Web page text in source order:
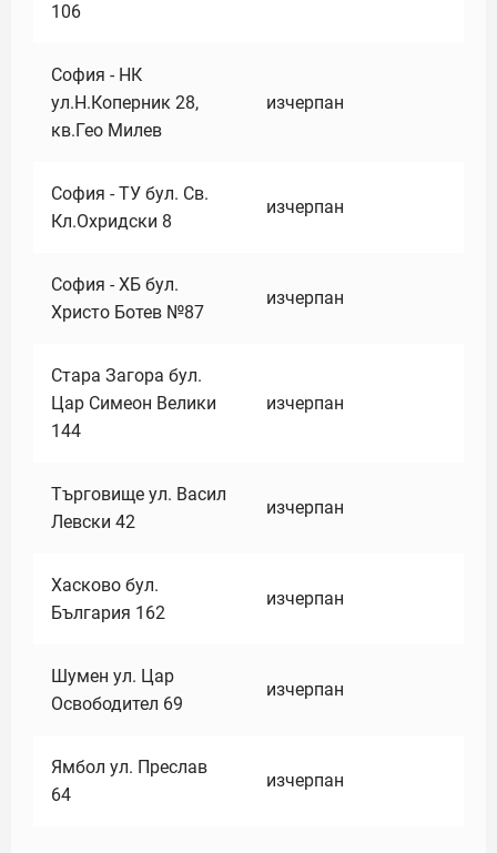
106
София - НК
ул.Н.Коперник 28,
кв.Гео Милев
изчерпан
София - ТУ бул. Св.
Кл.Охридски 8
изчерпан
София - ХБ бул.
Христо Ботев №87
изчерпан
Стара Загора бул.
Цар Симеон Велики
144
изчерпан
Търговище ул. Васил
Левски 42
изчерпан
Хасково бул.
България 162
изчерпан
Шумен ул. Цар
Освободител 69
изчерпан
Ямбол ул. Преслав
64
изчерпан